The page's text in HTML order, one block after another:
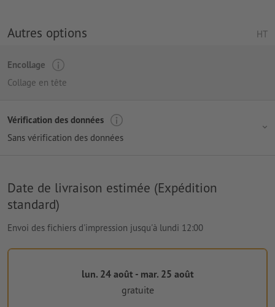
Autres options HT
Encollage
Collage en tête
Vérification des données
Sans vérification des données
Date de livraison estimée (Expédition
standard)
Envoi des fichiers d'impression jusqu'à lundi 12:00
lun. 24 août - mar. 25 août
gratuite